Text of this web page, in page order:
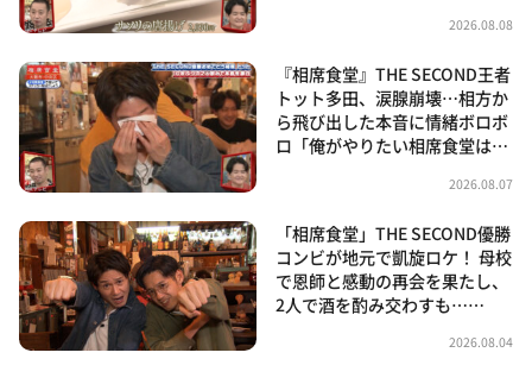
2026.08.08
『相席食堂』THE SECOND王者
トット多田、涙腺崩壊…相方か
ら飛び出した本音に情緒ボロボ
ロ「俺がやりたい相席食堂は…
2026.08.07
「相席食堂」THE SECOND優勝
コンビが地元で凱旋ロケ！ 母校
で恩師と感動の再会を果たし、
2人で酒を酌み交わすも……
2026.08.04